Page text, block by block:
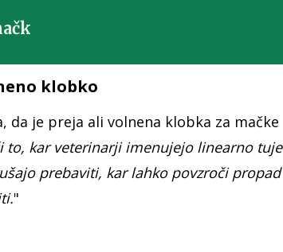
klobko
da je preja ali volnena klobka za mačke
to, kar veterinarji imenujejo linearno tuje
prebaviti, kar lahko povzroči propad
"